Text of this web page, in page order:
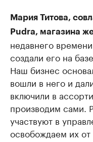
Мария Титова,
Pudra, магазина
недавнего
создали его на
Наш бизнес
вошли в него и
включили в
производим сами.
участвуют в
освобождаем их от